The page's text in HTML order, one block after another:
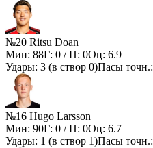
№20 Ritsu Doan
Мин: 88Г: 0 / П: 0Оц: 6.9
Удары: 3 (в створ 0)Пасы точн.:
№16 Hugo Larsson
Мин: 90Г: 0 / П: 0Оц: 6.7
Удары: 1 (в створ 1)Пасы точн.: